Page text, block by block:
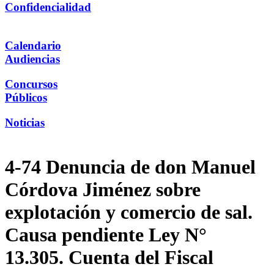
Confidencialidad
Calendario
Audiencias
Concursos
Públicos
Noticias
4-74 Denuncia de don Manuel
Córdova Jiménez sobre
explotación y comercio de sal.
Causa pendiente Ley N°
13.305. Cuenta del Fiscal